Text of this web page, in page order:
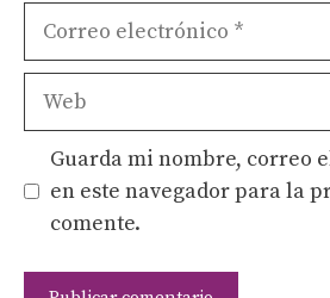
Correo
Web
Guarda mi nombre, correo
en este navegador para la
comente.